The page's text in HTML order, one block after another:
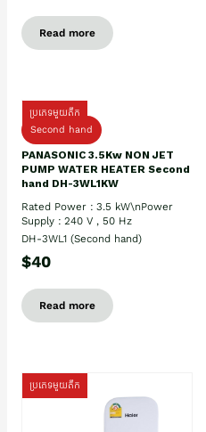
Read more
ប្រភេទមួយតឹក
Second hand
PANASONIC 3.5Kw NON JET
PUMP WATER HEATER Second
hand DH-3WL1KW
Rated Power : 3.5 kW\nPower
Supply : 240 V , 50 Hz
DH-3WL1 (Second hand)
$40
Read more
ប្រភេទមួយតឹក